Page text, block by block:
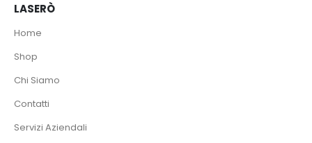
LASERÒ
Home
Shop
Chi Siamo
Contatti
Servizi Aziendali